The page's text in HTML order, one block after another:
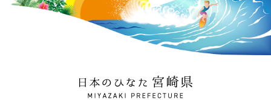
日本のひなた 宮崎県
MIYAZAKI PREFECTURE